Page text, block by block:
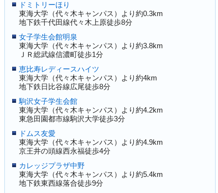
ドミトリーほり
東海大学（代々木キャンパス）より約0.3km
地下鉄千代田線代々木上原徒歩8分
女子学生会館明泉
東海大学（代々木キャンパス）より約3.8km
ＪＲ総武線信濃町徒歩1分
恵比寿レディースハイツ
東海大学（代々木キャンパス）より約4km
地下鉄日比谷線広尾徒歩8分
駒沢女子学生会館
東海大学（代々木キャンパス）より約4.2km
東急田園都市線駒沢大学徒歩3分
ドムス友愛
東海大学（代々木キャンパス）より約4.9km
京王井の頭線西永福徒歩4分
カレッジプラザ中野
東海大学（代々木キャンパス）より約5.4km
地下鉄東西線落合徒歩9分